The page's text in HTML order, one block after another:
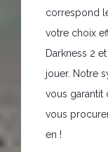
correspond
votre choix
Darkness 2
jouer. Notre
vous
vous
en !